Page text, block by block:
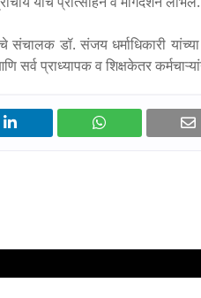
डॉ. संजय धर्माधिकारी यांच्या
प्राध्यापक व शिक्षकेतर